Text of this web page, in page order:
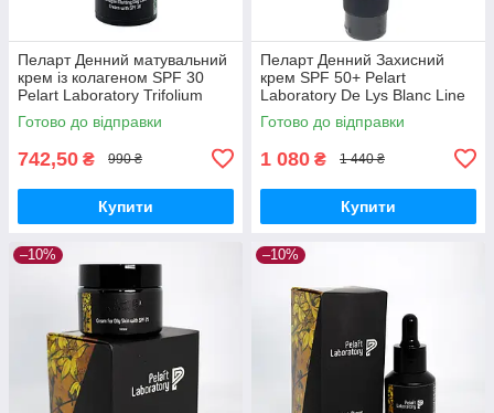
Пеларт Денний матувальний
крем із колагеном SPF 30
Pelart Laboratory Trifolium
Pretense Line Collagen
Matting Day Cream Spf 30
Готово до відправки
742,50 ₴ 990 ₴
Купити
Пеларт Денний Захисний
крем SPF 50+ Pelart
Laboratory De Lys Blanc Line
UV PROTECTOR SPF 50+,
100 мл
Готово до відправки
1 080 ₴ 1 440 ₴
Купити
–10% –10%